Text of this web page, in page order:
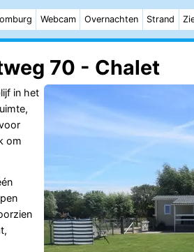
Webcam Overnachten Strand
70 - Chalet
in het
om